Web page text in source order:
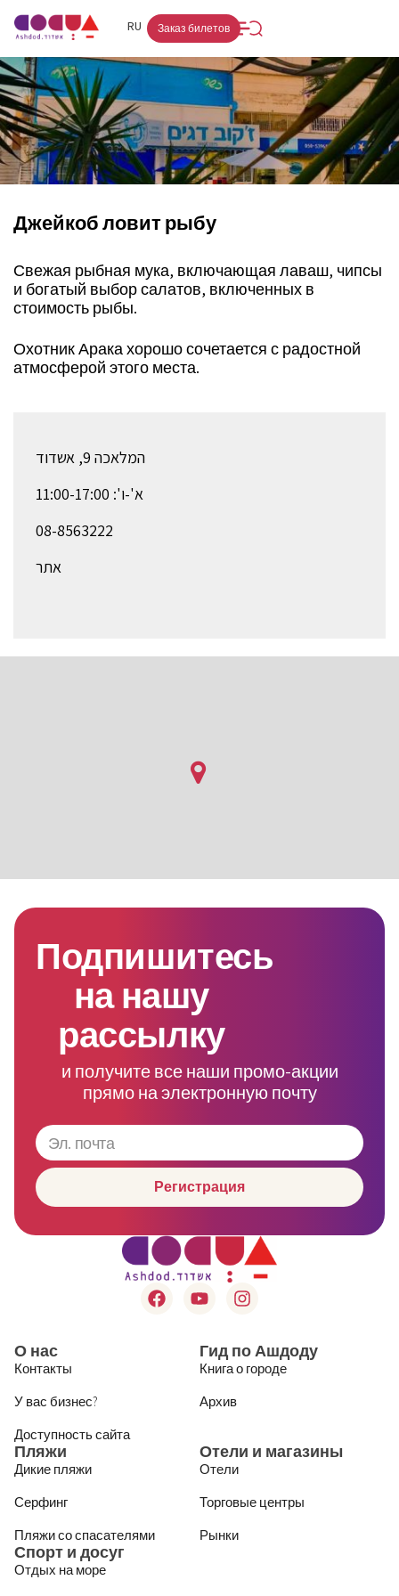
RU
HE
Заказ билетов
Джейкоб ловит рыбу
Свежая рыбная мука, включающая лаваш, чипсы
и богатый выбор салатов, включенных в
стоимость рыбы.
Охотник Арака хорошо сочетается с радостной
атмосферой этого места.
המלאכה 9, אשדוד
א'-ו': 11:00-17:00
08-8563222
אתר
Подпишитесь
на нашу
рассылку
и получите все наши промо-акции
прямо на электронную почту
Регистрация
О нас
Контакты
У вас бизнес?
Доступность сайта
Гид по Ашдоду
Книга о городе
Архив
Пляжи
Дикие пляжи
Серфинг
Пляжи со спасателями
Отели и магазины
Отели
Торговые центры
Рынки
Спорт и досуг
Отдых на море